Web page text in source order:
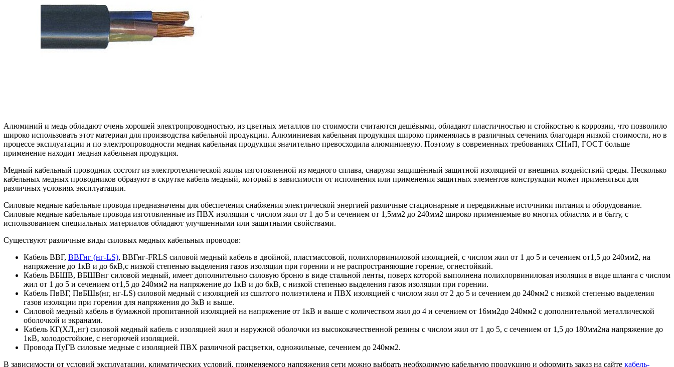
Алюминий и медь обладают очень хорошей электропроводностью, из цветных металлов по стоимости считаются дешёвыми, обладают пластичностью и стойкостью к коррозии, что позволило
широко использовать этот материал для производства кабельной продукции. Алюминиевая кабельная продукция широко применялась в различных сечениях благодаря низкой стоимости, но в
процессе эксплуатации и по электропроводности медная кабельная продукция значительно превосходила алюминиевую. Поэтому в современных требованиях СНиП, ГОСТ больше
применение находит медная кабельная продукция.
Медный кабельный проводник состоит из электротехнической жилы изготовленной из медного сплава, снаружи защищённый защитной изоляцией от внешних воздействий среды. Несколько
кабельных медных проводников образуют в скрутке кабель медный, который в зависимости от исполнения или применения защитных элементов конструкции может применяться для
различных условиях эксплуатации.
Силовые медные кабельные провода предназначены для обеспечения снабжения электрической энергией различные стационарные и передвижные источники питания и оборудование.
Силовые медные кабельные провода изготовленные из ПВХ изоляции с числом жил от 1 до 5 и сечением от 1,5мм2 до 240мм2 широко применяемые во многих областях и в быту, с
использованием специальных материалов обладают улучшенными или защитными свойствами.
Существуют различные виды силовых медных кабельных проводов:
Кабель ВВГ, ВВГнг (нг-LS), ВВГнг-FRLS силовой медный кабель в двойной, пластмассовой, полихлорвиниловой изоляцией, с числом жил от 1 до 5 и сечением от1,5 до 240мм2, на
напряжение до 1кВ и до 6кВ,с низкой степенью выделения газов изоляции при горении и не распространяющие горение, огнестойкий.
Кабель ВБШВ, ВБШВнг силовой медный, имеет дополнительно силовую броню в виде стальной ленты, поверх которой выполнена полихлорвиниловая изоляция в виде шланга с числом
жил от 1 до 5 и сечением от1,5 до 240мм2 на напряжение до 1кВ и до 6кВ, с низкой степенью выделения газов изоляции при горении.
Кабель ПвВГ, ПвБШв(нг, нг-LS) силовой медный с изоляцией из сшитого полиэтилена и ПВХ изоляцией с числом жил от 2 до 5 и сечением до 240мм2 с низкой степенью выделения
газов изоляции при горении для напряжения до 3кВ и выше.
Силовой медный кабель в бумажной пропитанной изоляцией на напряжение от 1кВ и выше с количеством жил до 4 и сечением от 16мм2до 240мм2 с дополнительной металлической
оболочкой и экранами.
Кабель КГ(ХЛ,,нг) силовой медный кабель с изоляцией жил и наружной оболочки из высококачественной резины с числом жил от 1 до 5, с сечением от 1,5 до 180мм2на напряжение до
1кВ, холодостойкие, с негорючей изоляцией.
Провода ПуГВ силовые медные с изоляцией ПВХ различной расцветки, одножильные, сечением до 240мм2.
В зависимости от условий эксплуатации, климатических условий, применяемого напряжения сети можно выбрать необходимую кабельную продукцию и оформить заказ на сайте кабель-